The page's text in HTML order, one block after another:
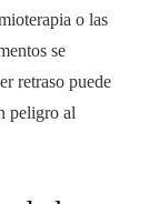
o las
se
retraso puede
peligro al